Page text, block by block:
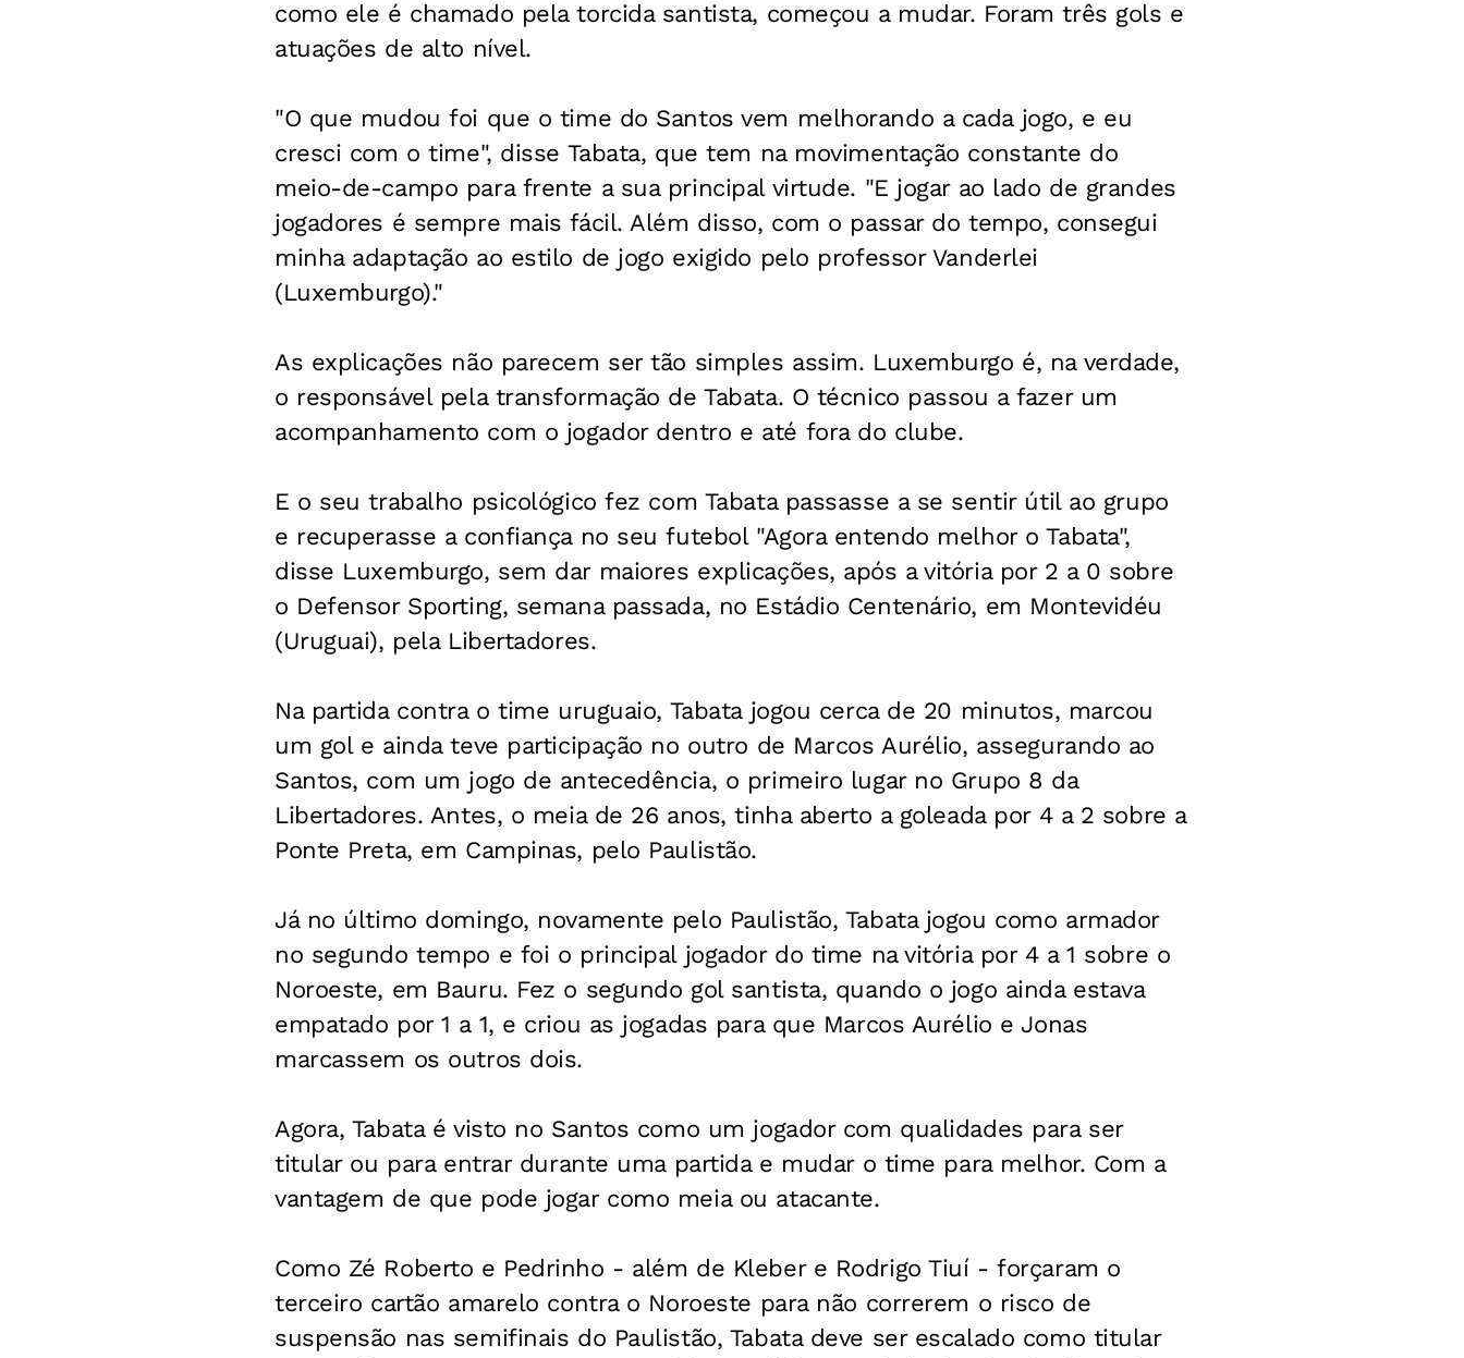
como ele é chamado pela torcida santista, começou a mudar. Foram três gols e
atuações de alto nível.
"O que mudou foi que o time do Santos vem melhorando a cada jogo, e eu
cresci com o time", disse Tabata, que tem na movimentação constante do
meio-de-campo para frente a sua principal virtude. "E jogar ao lado de grandes
jogadores é sempre mais fácil. Além disso, com o passar do tempo, consegui
minha adaptação ao estilo de jogo exigido pelo professor Vanderlei
(Luxemburgo)."
As explicações não parecem ser tão simples assim. Luxemburgo é, na verdade,
o responsável pela transformação de Tabata. O técnico passou a fazer um
acompanhamento com o jogador dentro e até fora do clube.
E o seu trabalho psicológico fez com Tabata passasse a se sentir útil ao grupo
e recuperasse a confiança no seu futebol "Agora entendo melhor o Tabata",
disse Luxemburgo, sem dar maiores explicações, após a vitória por 2 a 0 sobre
o Defensor Sporting, semana passada, no Estádio Centenário, em Montevidéu
(Uruguai), pela Libertadores.
Na partida contra o time uruguaio, Tabata jogou cerca de 20 minutos, marcou
um gol e ainda teve participação no outro de Marcos Aurélio, assegurando ao
Santos, com um jogo de antecedência, o primeiro lugar no Grupo 8 da
Libertadores. Antes, o meia de 26 anos, tinha aberto a goleada por 4 a 2 sobre a
Ponte Preta, em Campinas, pelo Paulistão.
Já no último domingo, novamente pelo Paulistão, Tabata jogou como armador
no segundo tempo e foi o principal jogador do time na vitória por 4 a 1 sobre o
Noroeste, em Bauru. Fez o segundo gol santista, quando o jogo ainda estava
empatado por 1 a 1, e criou as jogadas para que Marcos Aurélio e Jonas
marcassem os outros dois.
Agora, Tabata é visto no Santos como um jogador com qualidades para ser
titular ou para entrar durante uma partida e mudar o time para melhor. Com a
vantagem de que pode jogar como meia ou atacante.
Como Zé Roberto e Pedrinho - além de Kleber e Rodrigo Tiuí - forçaram o
terceiro cartão amarelo contra o Noroeste para não correrem o risco de
suspensão nas semifinais do Paulistão, Tabata deve ser escalado como titular